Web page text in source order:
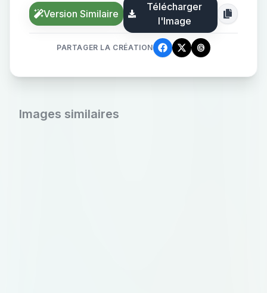
Version Similaire
Télécharger
l'Image
PARTAGER LA CRÉATION
Images similaires